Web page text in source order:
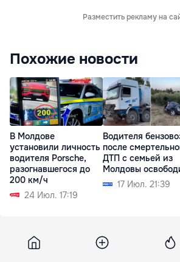
Разместить рекламу на
Похожие новости
В Молдове
установили личность
водителя Porsche,
разогнавшегося до
200 км/ч
24 Июл. 17:19
Водителя
после
ДТП с семьей из
Молдовы
17 Июл. 21:39
Unimedia 18 сентября 2013, 13:25 510